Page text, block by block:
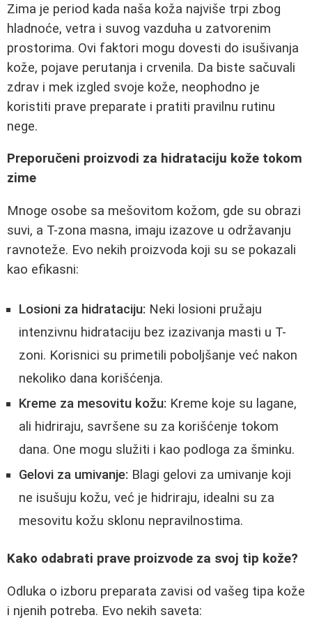
Zima je period kada naša koža najviše trpi zbog
hladnoće, vetra i suvog vazduha u zatvorenim
prostorima. Ovi faktori mogu dovesti do isušivanja
kože, pojave perutanja i crvenila. Da biste sačuvali
zdrav i mek izgled svoje kože, neophodno je
koristiti prave preparate i pratiti pravilnu rutinu
nege.
Preporučeni proizvodi za hidrataciju kože tokom
zime
Mnoge osobe sa mešovitom kožom, gde su obrazi
suvi, a T-zona masna, imaju izazove u održavanju
ravnoteže. Evo nekih proizvoda koji su se pokazali
kao efikasni:
Losioni za hidrataciju: Neki losioni pružaju
intenzivnu hidrataciju bez izazivanja masti u T-
zoni. Korisnici su primetili poboljšanje već nakon
nekoliko dana korišćenja.
Kreme za mesovitu kožu: Kreme koje su lagane,
ali hidriraju, savršene su za korišćenje tokom
dana. One mogu služiti i kao podloga za šminku.
Gelovi za umivanje: Blagi gelovi za umivanje koji
ne isušuju kožu, već je hidriraju, idealni su za
mesovitu kožu sklonu nepravilnostima.
Kako odabrati prave proizvode za svoj tip kože?
Odluka o izboru preparata zavisi od vašeg tipa kože
i njenih potreba. Evo nekih saveta: